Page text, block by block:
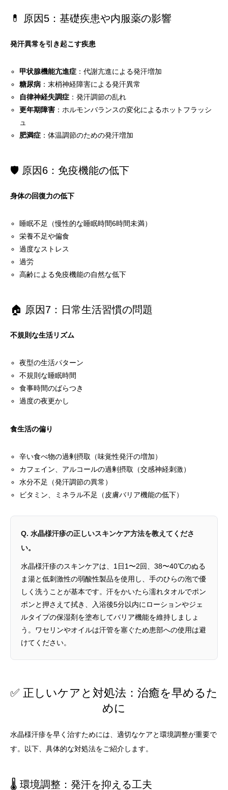
💊 原因5：基礎疾患や内服薬の影響
発汗異常を引き起こす疾患
甲状腺機能亢進症 ：代謝亢進による発汗増加
糖尿病 ：末梢神経障害による発汗異常
自律神経失調症 ：発汗調節の乱れ
更年期障害 ：ホルモンバランスの変化によるホットフラッシ
ュ
肥満症 ：体温調節のための発汗増加
🛡️ 原因6：免疫機能の低下
身体の回復力の低下
睡眠不足（慢性的な睡眠時間6時間未満）
栄養不足や偏食
過度なストレス
過労
高齢による免疫機能の自然な低下
🏠 原因7：日常生活習慣の問題
不規則な生活リズム
夜型の生活パターン
不規則な睡眠時間
食事時間のばらつき
過度の夜更かし
食生活の偏り
辛い食べ物の過剰摂取（味覚性発汗の増加）
カフェイン、アルコールの過剰摂取（交感神経刺激）
水分不足（発汗調節の異常）
ビタミン、ミネラル不足（皮膚バリア機能の低下）
Q. 水晶様汗疹の正しいスキンケア方法を教えてくださ
い。
水晶様汗疹のスキンケアは、1日1〜2回、38〜40℃のぬる
ま湯と低刺激性の弱酸性製品を使用し、手のひらの泡で優
しく洗うことが基本です。汗をかいたら濡れタオルでポン
ポンと押さえて拭き、入浴後5分以内にローションやジェ
ルタイプの保湿剤を塗布してバリア機能を維持しましょ
う。ワセリンやオイルは汗管を塞ぐため患部への使用は避
けてください。
✅ 正しいケアと対処法：治癒を早めるた
めに
水晶様汗疹を早く治すためには、適切なケアと環境調整が重要で
す。以下、具体的な対処法をご紹介します。
🌡️ 環境調整：発汗を抑える工夫